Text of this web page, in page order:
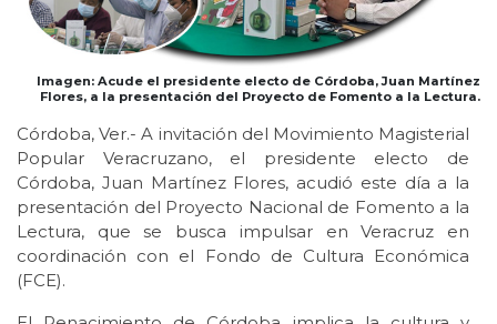
Imagen: Acude el presidente electo de Córdoba, Juan Martínez
Flores, a la presentación del Proyecto de Fomento a la Lectura.
Córdoba, Ver.- A invitación del Movimiento Magisterial
Popular Veracruzano, el presidente electo de
Córdoba, Juan Martínez Flores, acudió este día a la
presentación del Proyecto Nacional de Fomento a la
Lectura, que se busca impulsar en Veracruz en
coordinación con el Fondo de Cultura Económica
(FCE).